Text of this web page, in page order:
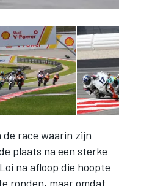
de race waarin zijn
plaats na een sterke
na afloop die hoopte
ronden, maar omdat